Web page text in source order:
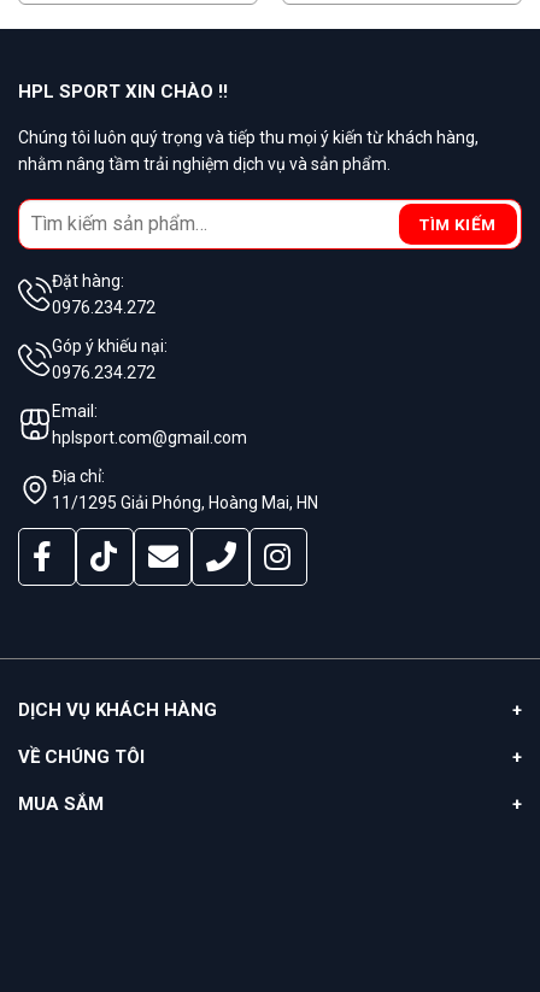
HPL SPORT XIN CHÀO !!
Chúng tôi luôn quý trọng và tiếp thu mọi ý kiến từ khách hàng,
nhằm nâng tầm trải nghiệm dịch vụ và sản phẩm.
Search
for:
TÌM KIẾM
Đặt hàng:
0976.234.272
Góp ý khiếu nại:
0976.234.272
Email:
hplsport.com@gmail.com
Địa chỉ:
11/1295 Giải Phóng, Hoàng Mai, HN
DỊCH VỤ KHÁCH HÀNG
VỀ CHÚNG TÔI
MUA SẮM